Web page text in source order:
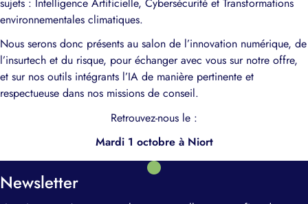
environnementales climatiques.
Nous serons donc présents au salon de l’innovation numérique, de
l’insurtech et du risque, pour échanger avec vous sur notre offre,
et sur nos outils intégrants l’IA de manière pertinente et
respectueuse dans nos missions de conseil.
Retrouvez-nous le :
Mardi 1 octobre à Niort
Newsletter